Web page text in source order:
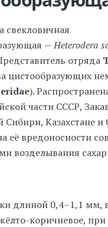
свекловичная
—Heterodera
отряда
цистообразующих
).
части СССР,
Сибири, Казахстане и
её вредоносности
возделывания
длиной 0,4–1,1 мм,
коричневое, при